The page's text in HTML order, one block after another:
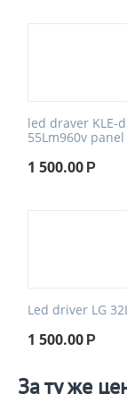
led draver KLE-
55Lm960v
1 500.00 Р
Led driver LG
1 500.00 Р
За ту же